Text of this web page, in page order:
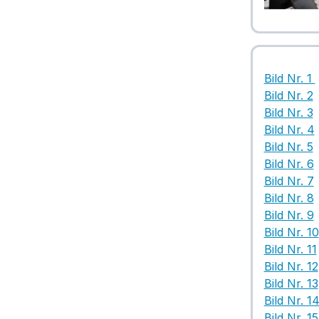
Bild Nr. 1
Bild Nr. 2
Bild Nr. 3
Bild Nr. 4
Bild Nr. 5
Bild Nr. 6
Bild Nr. 7
Bild Nr. 8
Bild Nr. 9
Bild Nr. 10
Bild Nr. 11
Bild Nr. 12
Bild Nr. 13
Bild Nr. 14